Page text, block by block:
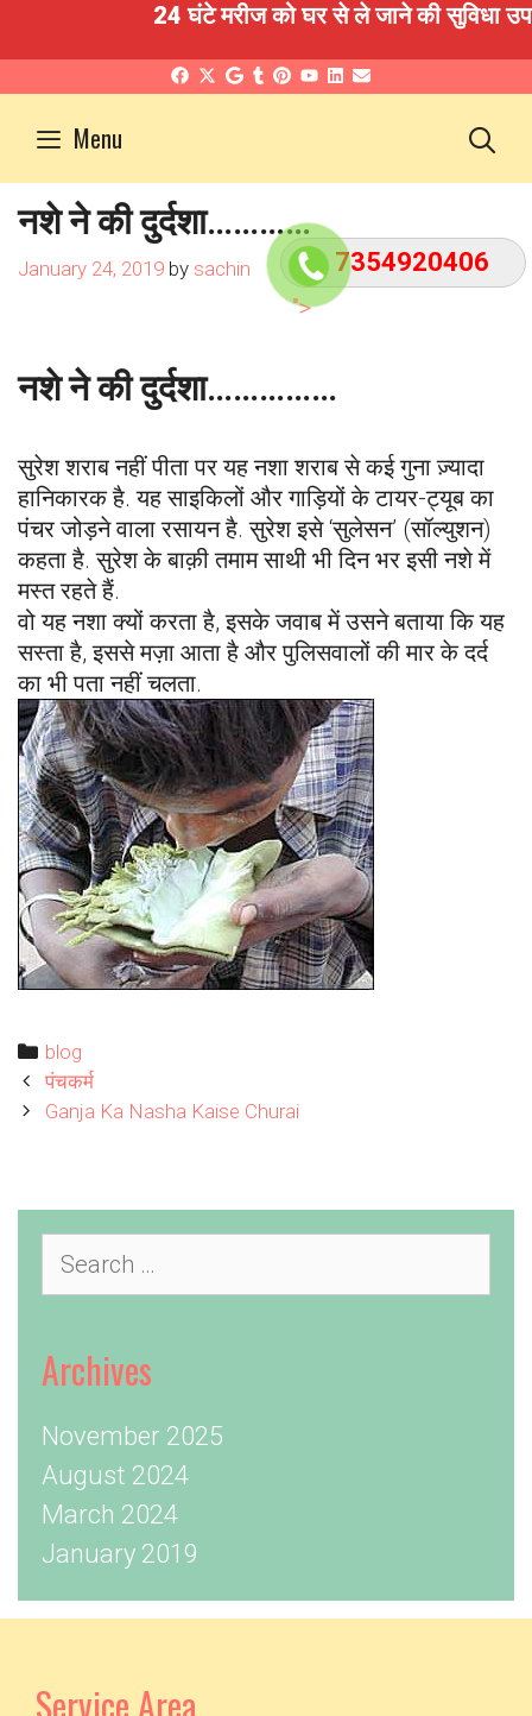
">
7354920406
24 घंटे मरीज को घर से ले जाने की सुविधा
contentMenu
नशे ने की दुर्दशा…………
January 24, 2019 by sachin
नशे ने की दुर्दशा……………
सुरेश शराब नहीं पीता पर यह नशा शराब से कई गुना ज़्यादा
हानिकारक है. यह साइकिलों और गाड़ियों के टायर-ट्यूब का
पंचर जोड़ने वाला रसायन है. सुरेश इसे ‘सुलेसन’ (सॉल्युशन)
कहता है. सुरेश के बाक़ी तमाम साथी भी दिन भर इसी नशे में
मस्त रहते हैं.
वो यह नशा क्यों करता है, इसके जवाब में उसने बताया कि यह
सस्ता है, इससे मज़ा आता है और पुलिसवालों की मार के दर्द
का भी पता नहीं चलता.
Categories
blog
Post
navigation
पंचकर्म
Ganja Ka Nasha Kaise Churai
Search
for:
Archives
November 2025
August 2024
March 2024
January 2019
Service Area